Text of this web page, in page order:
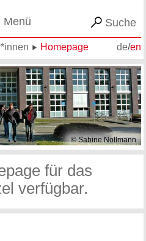
Menü Suche
de/en
Homepage
© Sabine Nollmann
für das
verfügbar.